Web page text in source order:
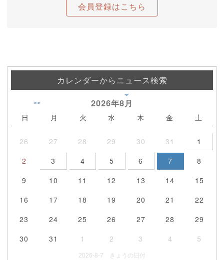
会員登録はこちら
カレンダーからニュース検索
2026年8月
<<
日 月 火 水 木 金 土
26 27 28 29 30 31
1
2
3 4 5 6 7
8
9
10 11 12 13 14
15
16
17 18 19 20 21
22
23
24 25 26 27 28
29
30
31 1 2 3 4 5
2026-8-7 きょうの日付